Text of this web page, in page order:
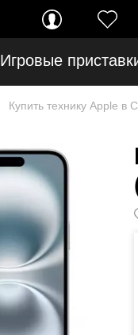
Игровые
Купить технику Apple в